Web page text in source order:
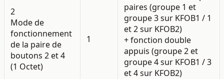
paires (groupe 1 et
groupe 3 sur KFOB1 / 1
et 2 sur KFOB2)
+ fonction double
appuis (groupe 2 et
groupe 4 sur KFOB1 / 3
et 4 sur KFOB2)
2
Mode de
fonctionnement
de la paire de
boutons 2 et 4
(1 Octet)
1